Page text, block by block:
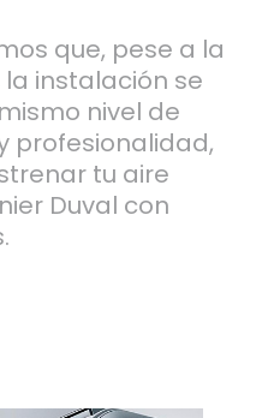
que, pese a la
instalación se
nivel de
profesionalidad,
tu aire
Duval con